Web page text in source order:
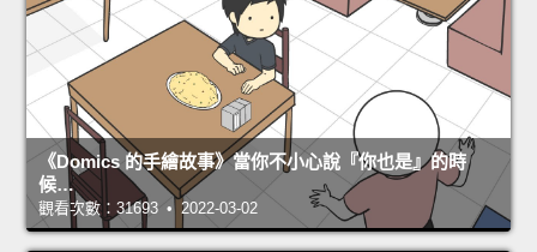
《Domics 的手繪故事》當你不小心說『你也是』的時
候…
觀看次數：31693 • 2022-03-02